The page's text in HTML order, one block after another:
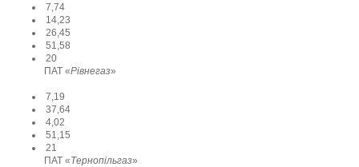
7,74
14,23
26,45
51,58
20
ПАТ «Рівнегаз»
7,19
37,64
4,02
51,15
21
ПАТ «Тернопільгаз»